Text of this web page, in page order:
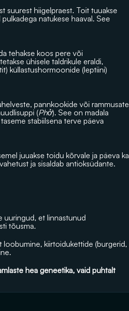
suurest hiigelpraest. Toit tuuakse
natukese haaval. See
tehakse koos pere või
ühisele taldrikule eraldi,
küllastushormoonide (leptiini)
pannkookide või rammusate
(Phở). See on madala
stabiilsena terve päeva
juuakse toidu kõrvale ja päeva ka
ja sisaldab antioksüdante.
uuringud, et linnastunud
tõusma.
loobumine, kiirtoidukettide (burgerid,
hea geneetika, vaid puhtalt